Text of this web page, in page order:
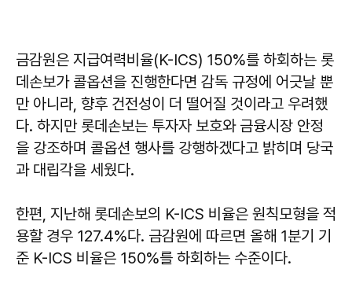
금감원은 지급여력비율(K-ICS) 150%를 하회하는 롯
데손보가 콜옵션을 진행한다면 감독 규정에 어긋날 뿐
만 아니라, 향후 건전성이 더 떨어질 것이라고 우려했
다. 하지만 롯데손보는 투자자 보호와 금융시장 안정
을 강조하며 콜옵션 행사를 강행하겠다고 밝히며 당국
과 대립각을 세웠다.
한편, 지난해 롯데손보의 K-ICS 비율은 원칙모형을 적
용할 경우 127.4%다. 금감원에 따르면 올해 1분기 기
준 K-ICS 비율은 150%를 하회하는 수준이다.